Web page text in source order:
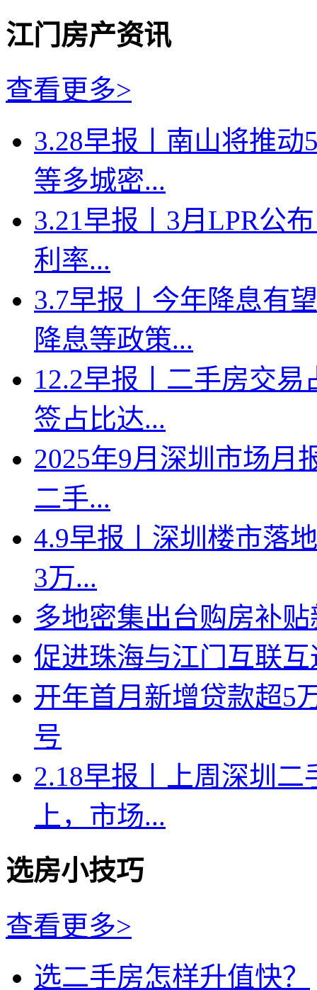
江门房产资讯
查看更多>
3.28早报丨南山将推
等多城密...
3.21早报丨3月LPR公
利率...
3.7早报丨今年降息有
降息等政策...
12.2早报丨二手房交
签占比达...
2025年9月深圳市场月
二手...
4.9早报丨深圳楼市落
3万...
多地密集出台购房补
促进珠海与江门互联
开年首月新增贷款超5
号
2.18早报丨上周深圳二
上，市场...
选房小技巧
查看更多>
选二手房怎样升值快？